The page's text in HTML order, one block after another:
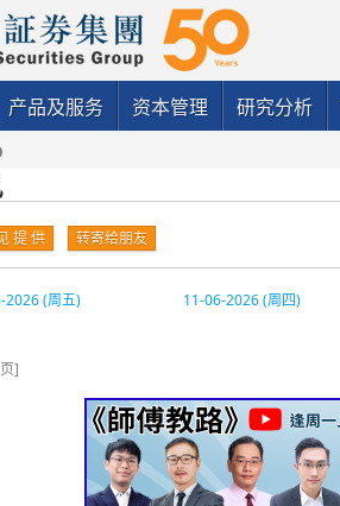
产品及服务 资本管理 研究分析
提 供 转寄给朋友
2026 (周五) 11-06-2026 (周四)
]